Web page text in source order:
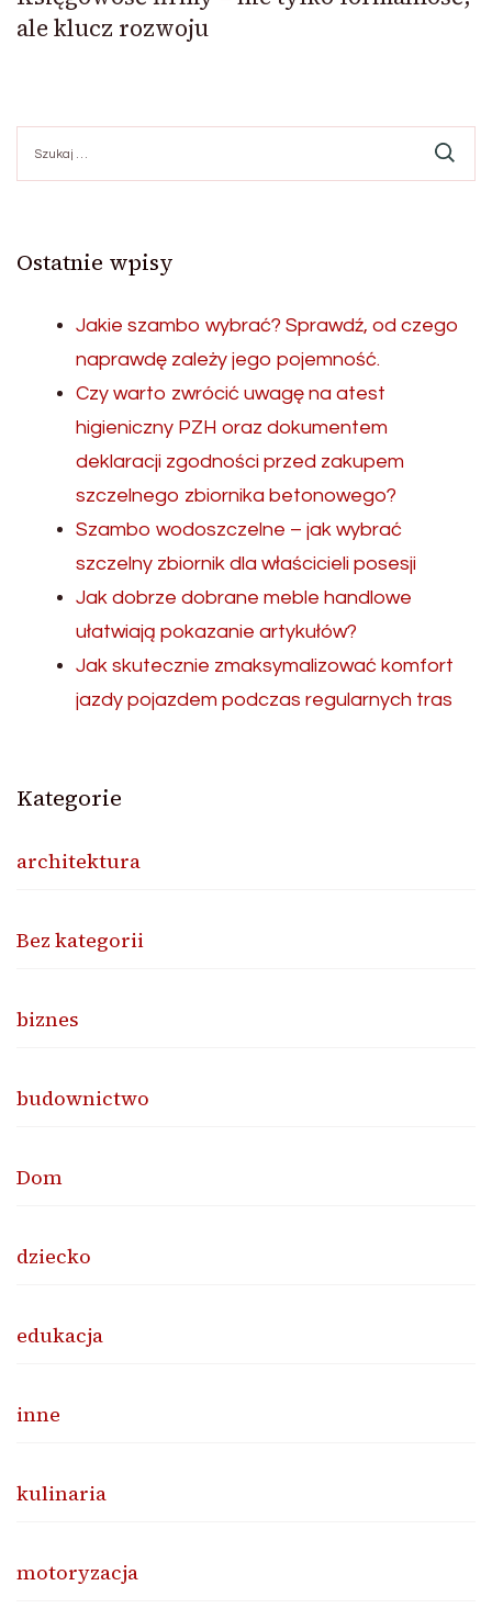
ale klucz rozwoju
Ostatnie wpisy
Jakie szambo wybrać? Sprawdź, od czego
naprawdę zależy jego pojemność.
Czy warto zwrócić uwagę na atest
higieniczny PZH oraz dokumentem
deklaracji zgodności przed zakupem
szczelnego zbiornika betonowego?
Szambo wodoszczelne – jak wybrać
szczelny zbiornik dla właścicieli posesji
Jak dobrze dobrane meble handlowe
ułatwiają pokazanie artykułów?
Jak skutecznie zmaksymalizować komfort
jazdy pojazdem podczas regularnych tras
Kategorie
architektura
Bez kategorii
biznes
budownictwo
Dom
dziecko
edukacja
inne
kulinaria
motoryzacja